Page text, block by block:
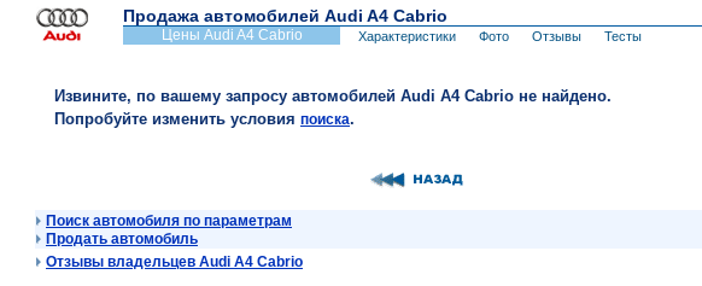
Продажа автомобилей Audi A4 Cabrio
Цены Audi A4 Cabrio Характеристики Фото Отзывы Тесты
Извините, по вашему запросу автомобилей Audi A4 Cabrio не найдено.
Попробуйте изменить условия поиска.
Поиск автомобиля по параметрам
Продать автомобиль
Отзывы владельцев Audi A4 Cabrio